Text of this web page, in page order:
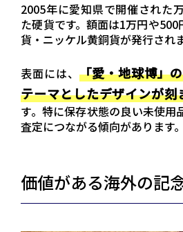
2005年に愛知県で開催された
た硬貨です。額面は1万円や
貨・ニッケル黄銅貨が発行され
表面には、 「愛・地球博」
テーマとしたデザインが刻
す。特に保存状態の良い未使用
査定につながる傾向があります。
価値がある海外の記